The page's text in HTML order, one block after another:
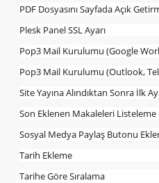
PDF Dosyasını Sayfada Açık
Plesk Panel SSL Ayarı
Pop3 Mail Kurulumu (Google
Pop3 Mail Kurulumu (Outlook,
Site Yayına Alındıktan Sonra İlk
Son Eklenen Makaleleri Listeleme
Sosyal Medya Paylaş Butonu
Tarih Ekleme
Tarihe Göre Sıralama